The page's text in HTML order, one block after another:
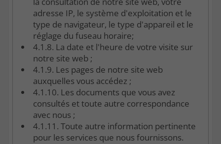
adresse IP, le système d'exploitation et le
type de navigateur, le type d'appareil et le
réglage du fuseau horaire;
4.1.8. La date et l'heure de votre visite sur
notre site web ;
4.1.9. Les pages de notre site web
auxquelles vous accédez ;
4.1.10. Les documents que vous avez
consultés et toute autre correspondance
avec nous ;
4.1.11. Toute autre information pertinente
pour les services que nous fournissons.